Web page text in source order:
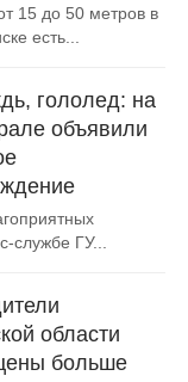
15 до 50 метров в
есть...
гололед: на
объявили
службе ГУ...
области
больше